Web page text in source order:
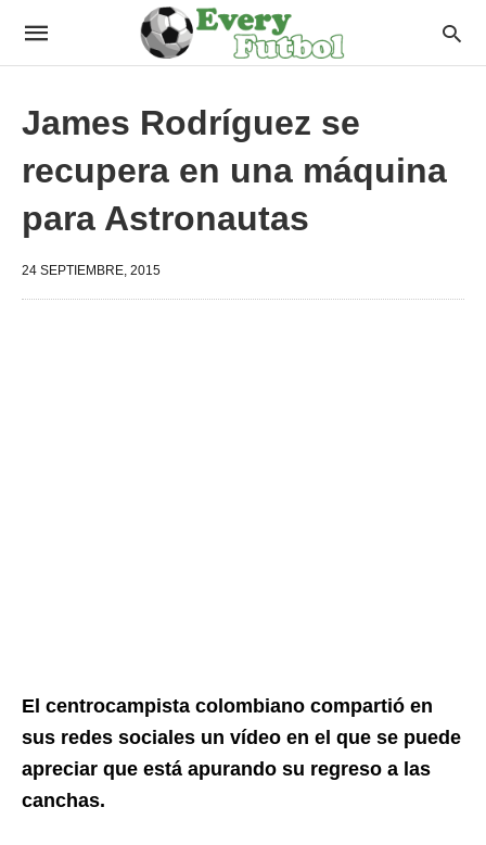
James Rodríguez se
recupera en una máquina
para Astronautas
24 SEPTIEMBRE, 2015
El centrocampista colombiano compartió en
sus redes sociales un vídeo en el que se puede
apreciar que está apurando su regreso a las
canchas.